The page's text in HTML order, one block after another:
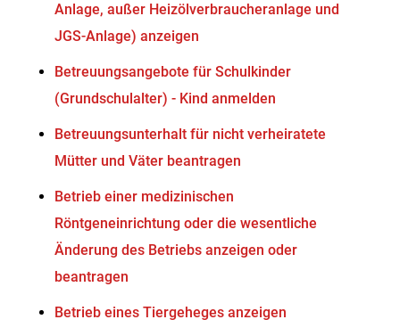
Anlage, außer Heizölverbraucheranlage und
JGS-Anlage) anzeigen
Betreuungsangebote für Schulkinder
(Grundschulalter) - Kind anmelden
Betreuungsunterhalt für nicht verheiratete
Mütter und Väter beantragen
Betrieb einer medizinischen
Röntgeneinrichtung oder die wesentliche
Änderung des Betriebs anzeigen oder
beantragen
Betrieb eines Tiergeheges anzeigen